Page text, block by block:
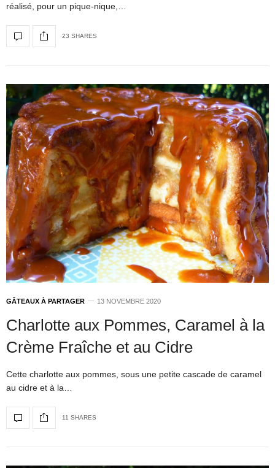
réalisé, pour un pique-nique,…
23 SHARES
GÂTEAUX À PARTAGER 13 NOVEMBRE 2020
Charlotte aux Pommes, Caramel à la
Crème Fraîche et au Cidre
Cette charlotte aux pommes, sous une petite cascade de caramel
au cidre et à la…
11 SHARES